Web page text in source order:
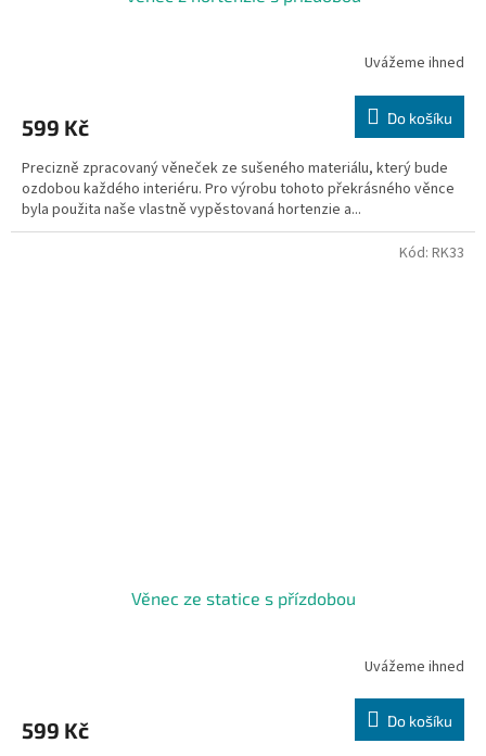
Uvážeme ihned
599 Kč Do košíku
Precizně zpracovaný věneček ze sušeného materiálu, který bude
ozdobou každého interiéru. Pro výrobu tohoto překrásného věnce
byla použita naše vlastně vypěstovaná hortenzie a...
Věnec ze statice s přízdobou
Uvážeme ihned
599 Kč Do košíku
Kód: RK33